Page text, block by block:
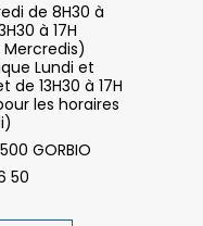
de 8H30 à
à 17H
Lundi et
13H30 à 17H
les horaires
GORBIO
50